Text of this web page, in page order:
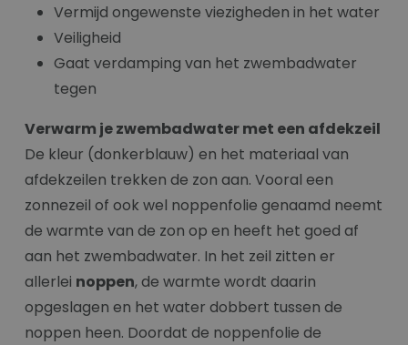
Vermijd ongewenste viezigheden in het water
Veiligheid
Gaat verdamping van het zwembadwater
tegen
Verwarm je zwembadwater met een afdekzeil
De kleur (donkerblauw) en het materiaal van
afdekzeilen trekken de zon aan. Vooral een
zonnezeil of ook wel noppenfolie genaamd neemt
de warmte van de zon op en heeft het goed af
aan het zwembadwater. In het zeil zitten er
allerlei noppen, de warmte wordt daarin
opgeslagen en het water dobbert tussen de
noppen heen. Doordat de noppenfolie de